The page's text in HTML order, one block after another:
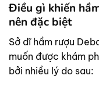
Điều gì khiến
nên đặc biệt
Sở dĩ hầm rượu
muốn được khám
bởi nhiều lý do sau: